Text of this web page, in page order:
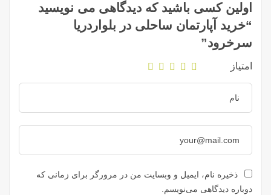
اولین کسی باشید که دیدگاهی می نویسید
“خرید آپارتمان ساحلی در بلواردریا
سرخرود”
امتیاز
ذخیره نام، ایمیل و وبسایت من در مرورگر برای زمانی که
دوباره دیدگاهی می‌نویسم.